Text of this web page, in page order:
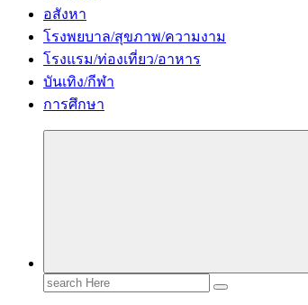
อสังหา
โรงพยบาล/สุขภาพ/ความงาม
โรงแรม/ท่องเที่ยว/อาหาร
บันเทิง/กีฬา
การศึกษา
Search
for: